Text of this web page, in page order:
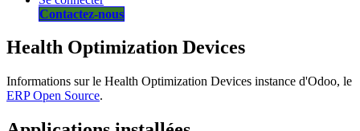
Contactez-nous
Health Optimization Devices
Informations sur le Health Optimization Devices instance d'Odoo, le
ERP Open Source.